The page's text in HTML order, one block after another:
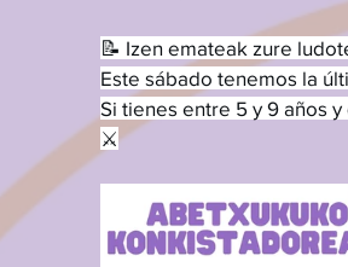
📝 Izen emateak zure
Este sábado tenemos la
Si tienes entre 5 y 9 años
⚔️